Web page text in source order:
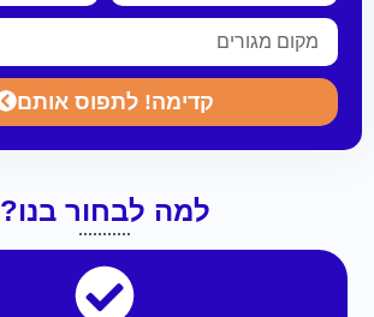
קדימה! לתפוס אותם
למה לבחור בנו?